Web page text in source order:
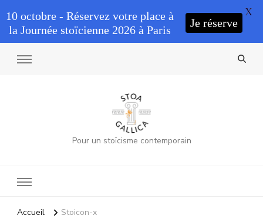
Pour un stoïcisme contemporain
Accueil Stoicon-x
10 octobre - Réservez votre place à
la Journée stoïcienne 2026 à Paris
Je réserve
X